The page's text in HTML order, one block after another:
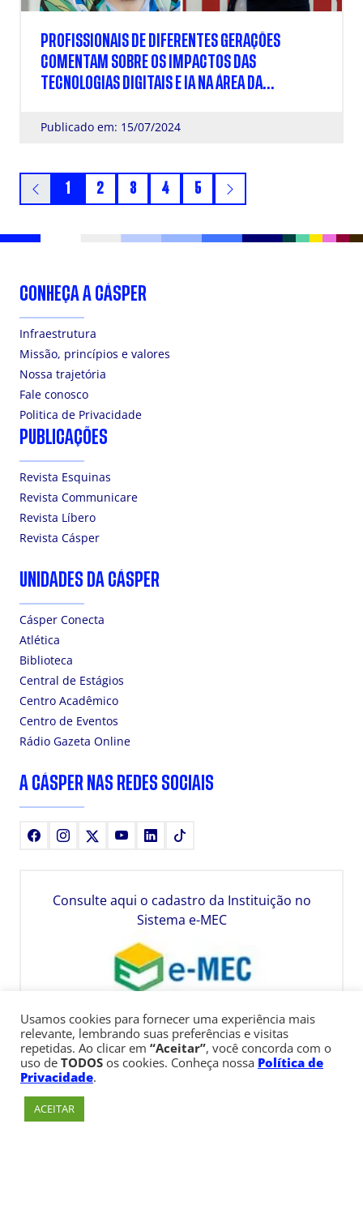
PROFISSIONAIS DE DIFERENTES GERAÇÕES
COMENTAM SOBRE OS IMPACTOS DAS
TECNOLOGIAS DIGITAIS E IA NA ÁREA DA
Publicado em: 15/07/2024
1 2 3 4 5
CONHEÇA A CÁSPER
Infraestrutura
Missão, princípios e valores
Nossa trajetória
Fale conosco
Politica de Privacidade
PUBLICAÇÕES
Revista Esquinas
Revista Communicare
Revista Líbero
Revista Cásper
UNIDADES DA CÁSPER
Cásper Conecta
Atlética
Biblioteca
Central de Estágios
Centro Acadêmico
Centro de Eventos
Rádio Gazeta Online
A CÁSPER NAS REDES SOCIAIS
FacebookInstagram YoutubeLinkedIn
Consulte aqui o cadastro da Instituição no
Sistema e-MEC
Usamos cookies para fornecer uma experiência mais
relevante, lembrando suas preferências e visitas
repetidas. Ao clicar em “Aceitar”, você concorda com o
uso de TODOS os cookies. Conheça nossa Política de
Privacidade.
ACEITAR